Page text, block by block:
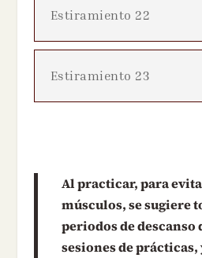
Estiramiento 22
Estiramiento 23
Al practicar, para
músculos, se sugiere
periodos de descanso
sesiones de prácticas,